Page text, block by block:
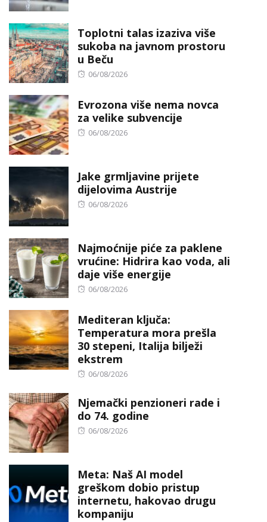
Toplotni talas izaziva više
sukoba na javnom prostoru
u Beču
Posted
06/08/2026
Evrozona više nema novca
za velike subvencije
Posted
06/08/2026
Jake grmljavine prijete
dijelovima Austrije
Posted
06/08/2026
Najmoćnije piće za paklene
vrućine: Hidrira kao voda, ali
daje više energije
Posted
06/08/2026
Mediteran ključa:
Temperatura mora prešla
30 stepeni, Italija bilježi
ekstrem
Posted
06/08/2026
Njemački penzioneri rade i
do 74. godine
Posted
06/08/2026
Meta: Naš AI model
greškom dobio pristup
internetu, hakovao drugu
kompaniju